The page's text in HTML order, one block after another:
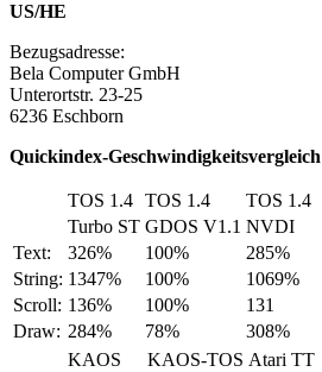
US/HE
Bezugsadresse:
Bela Computer GmbH
Unterortstr. 23-25
6236 Eschborn
Quickindex-Geschwindigkeitsvergleich
TOS 1.4 TOS 1.4
TOS 1.4
Turbo ST GDOS V1.1 NVDI
Text:
326% 100%
285%
String: 1347% 100%
1069%
Scroll: 136% 100%
131
Draw: 284% 78%
308%
KAOS
KAOS-TOS Atari TT